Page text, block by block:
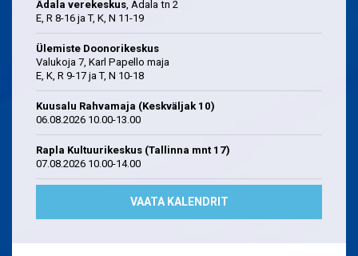
Ädala verekeskus, Ädala tn 2
E, R 8-16 ja T, K, N 11-19
Ülemiste Doonorikeskus
Valukoja 7, Karl Papello maja
E, K, R 9-17 ja T, N 10-18
Kuusalu Rahvamaja (Keskväljak 10)
06.08.2026 10.00-13.00
Rapla Kultuurikeskus (Tallinna mnt 17)
07.08.2026 10.00-14.00
VAATA KALENDRIT